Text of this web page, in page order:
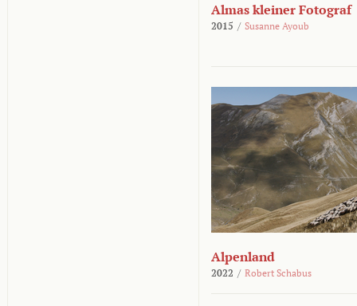
Almas kleiner Fotograf
2015 / Susanne Ayoub
Alpenland
2022 / Robert Schabus